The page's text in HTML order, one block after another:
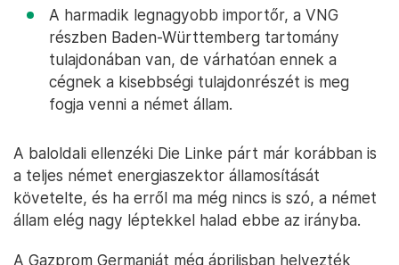
A harmadik legnagyobb importőr, a VNG
részben Baden-Württemberg tartomány
tulajdonában van, de várhatóan ennek a
cégnek a kisebbségi tulajdonrészét is meg
fogja venni a német állam.
A baloldali ellenzéki Die Linke párt már korábban is
a teljes német energiaszektor államosítását
követelte, és ha erről ma még nincs is szó, a német
állam elég nagy léptekkel halad ebbe az irányba.
A Gazprom Germaniát még áprilisban helyezték